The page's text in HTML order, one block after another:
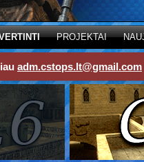
PROJEKTAI
adm.cstops.lt@gmail.com